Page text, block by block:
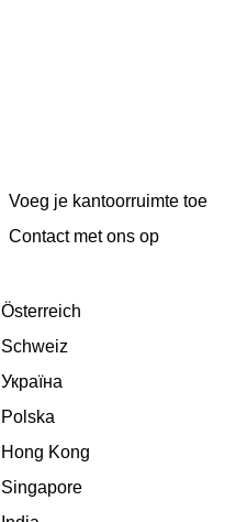
Voeg je kantoorruimte toe
Сontact met ons op
Österreich
Schweiz
Україна
Polska
Hong Kong
Singapore